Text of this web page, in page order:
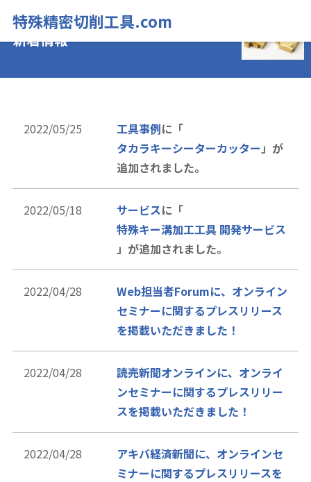
特殊精密切削工具.com
新着情報
2022/05/25 工具事例に「
タカラキーシーターカッター」が
追加されました。
2022/05/18 サービスに「
特殊キー溝加工工具 開発サービス
」が追加されました。
2022/04/28
Web担当者Forumに、オンライン
セミナーに関するプレスリリース
を掲載いただきました！
2022/04/28
読売新聞オンラインに、オンライ
ンセミナーに関するプレスリリー
スを掲載いただきました！
2022/04/28
アキバ経済新聞に、オンラインセ
ミナーに関するプレスリリースを